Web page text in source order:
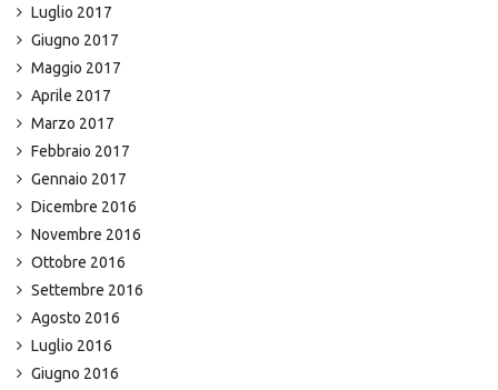
Luglio 2017
Giugno 2017
Maggio 2017
Aprile 2017
Marzo 2017
Febbraio 2017
Gennaio 2017
Dicembre 2016
Novembre 2016
Ottobre 2016
Settembre 2016
Agosto 2016
Luglio 2016
Giugno 2016